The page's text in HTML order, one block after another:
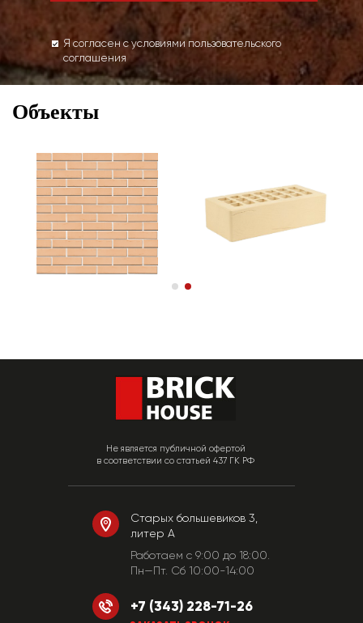
Я согласен с условиями пользовательского
соглашения
Объекты
Не является публичной офертой
в соответствии со статьей 437 ГК РФ
Старых большевиков 3,
литер А
Работаем c 9:00 до 18:00.
Пн—Пт. Сб 10:00-14:00
+7 (343) 228-71-26